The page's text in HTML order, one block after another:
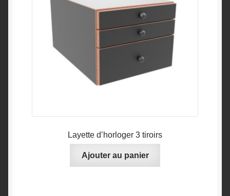
page
du
produit
Layette d’horloger 3 tiroirs
Ajouter au panier